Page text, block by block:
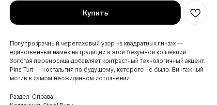
Купить
Полупрозрачный черепаховый узор на квадратных линзах —
единственный намек на традиции в этой безумной коллекции.
Золотая переносица добавляет контрастный технологичный акцент.
Pins Turt — ностальгия по будущему, которого не было. Винтажный
мотив в самом неожиданном исполнении.
Раздел: Оправа